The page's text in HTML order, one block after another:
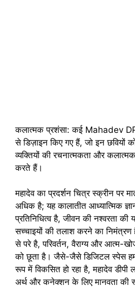
कलात्मक प्रशंसा: कई Mahadev
से डिज़ाइन किए गए हैं, जो इन छवियों
व्यक्तियों की रचनात्मकता और कलात्मक
करते हैं।
महादेव का प्रदर्शन चित्र स्क्रीन पर
अधिक है; यह कालातीत आध्यात्मिक
प्रतिनिधित्व है, जीवन की नश्वरता की
सच्चाइयों की तलाश करने का निमंत्रण
से परे है, परिवर्तन, वैराग्य और आत्म-
को छूता है। जैसे-जैसे डिजिटल स्पेस
रूप में विकसित हो रहा है, महादेव डीपी
अर्थ और कनेक्शन के लिए मानवता की